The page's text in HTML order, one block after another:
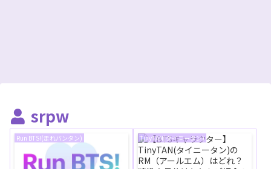
srpw
Run BTS!(走れバンタン) TinyTAN(タイニータン)